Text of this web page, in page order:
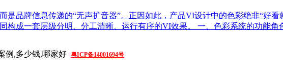
品牌信息传递的“无声扩音器”。正因如此，产品VI设计中的色彩绝非“好
构成一套层级分明、分工清晰、运行有序的VI效果。 一、色彩系统的功能
例,多少钱,哪家好 粤ICP备14001694号